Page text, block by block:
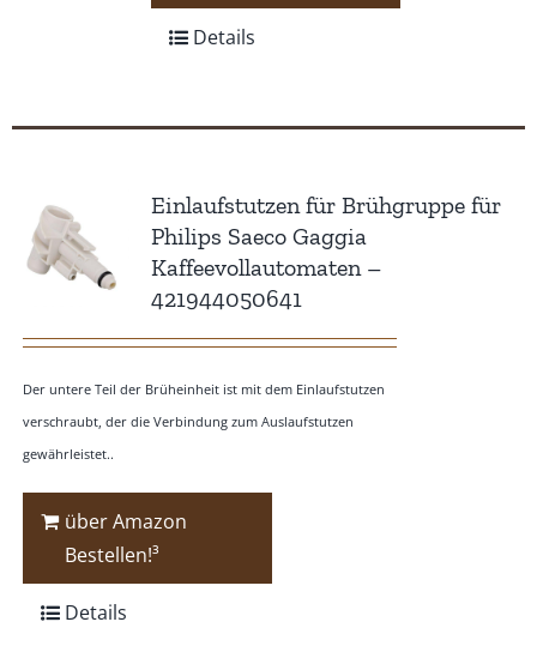
Details
Einlaufstutzen für Brühgruppe für
Philips Saeco Gaggia
Kaffeevollautomaten –
421944050641
Der untere Teil der Brüheinheit ist mit dem Einlaufstutzen
verschraubt, der die Verbindung zum Auslaufstutzen
gewährleistet..
über Amazon
Bestellen!³
Details